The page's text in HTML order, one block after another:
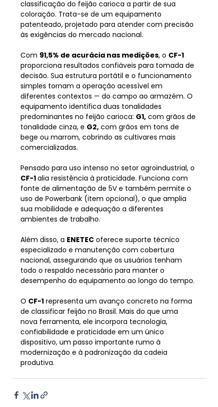
classificação do feijão carioca a partir de sua
coloração. Trata-se de um equipamento
patenteado, projetado para atender com precisão
às exigências do mercado nacional.
Com 91,5% de acurácia nas medições, o CF-1
proporciona resultados confiáveis para tomada de
decisão. Sua estrutura portátil e o funcionamento
simples tornam a operação acessível em
diferentes contextos — do campo ao armazém. O
equipamento identifica duas tonalidades
predominantes no feijão carioca: G1, com grãos de
tonalidade cinza, e G2, com grãos em tons de
bege ou marrom, cobrindo as cultivares mais
comercializadas.
Pensado para uso intenso no setor agroindustrial, o
CF-1 alia resistência à praticidade. Funciona com
fonte de alimentação de 5V e também permite o
uso de Powerbank (item opcional), o que amplia
sua mobilidade e adequação a diferentes
ambientes de trabalho.
Além disso, a ENETEC oferece suporte técnico
especializado e manutenção com cobertura
nacional, assegurando que os usuários tenham
todo o respaldo necessário para manter o
desempenho do equipamento ao longo do tempo.
O CF-1 representa um avanço concreto na forma
de classificar feijão no Brasil. Mais do que uma
nova ferramenta, ele incorpora tecnologia,
confiabilidade e praticidade em um único
dispositivo, um passo importante rumo à
modernização e à padronização da cadeia
produtiva.